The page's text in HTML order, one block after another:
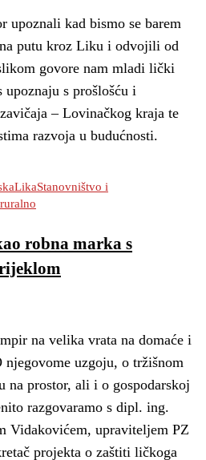
upoznali kad bismo se barem
putu kroz Liku i odvojili od
govore nam mladi lički
s prošlošću i
– Lovinačkog kraja te
razvoja u budućnosti.
LikaStanovništvo i
robna marka s
na velika vrata na domaće i
njegovome uzgoju, o tržišnom
na prostor, ali i o gospodarskoj
razgovaramo s dipl. ing.
Vidakovićem, upraviteljem PZ
projekta o zaštiti ličkoga